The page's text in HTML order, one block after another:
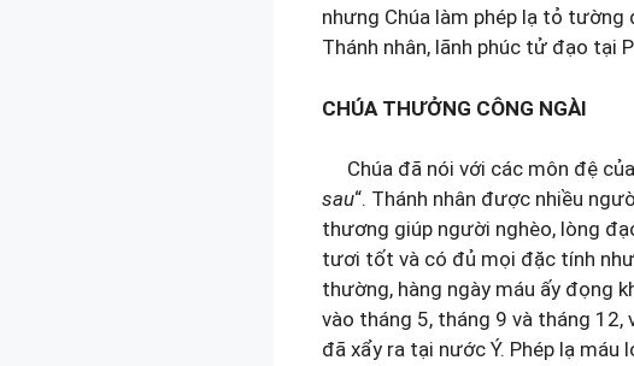
nhưng Chúa làm phép lạ tỏ tường
Thánh nhân, lãnh phúc tử đạo tại
CHÚA THƯỞNG CÔNG NGÀI
Chúa đã nói với các môn đệ
sau“. Thánh nhân được nhiều
thương giúp người nghèo, lòng
tươi tốt và có đủ mọi đặc tính như
thường, hàng ngày máu ấy đọng
vào tháng 5, tháng 9 và tháng
đã xẩy ra tại nước Ý. Phép lạ